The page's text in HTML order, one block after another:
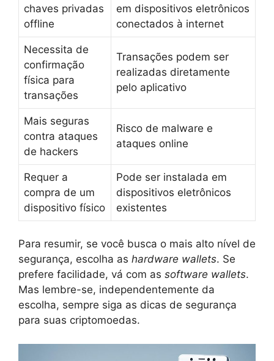
chaves privadas
offline
em dispositivos eletrônicos
conectados à internet
Necessita de
confirmação
física para
transações
Transações podem ser
realizadas diretamente
pelo aplicativo
Mais seguras
contra ataques
de hackers
Risco de malware e
ataques online
Requer a
compra de um
dispositivo físico
Pode ser instalada em
dispositivos eletrônicos
existentes
Para resumir, se você busca o mais alto nível de
segurança, escolha as hardware wallets. Se
prefere facilidade, vá com as software wallets.
Mas lembre-se, independentemente da
escolha, sempre siga as dicas de segurança
para suas criptomoedas.